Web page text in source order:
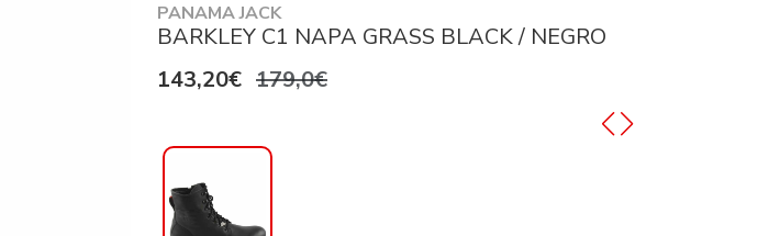
PANAMA JACK
BARKLEY C1 NAPA GRASS BLACK / NEGRO
143,20€ 179,0€